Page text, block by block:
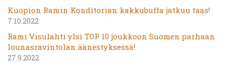
Kuopion Ramin Konditorian kakkubuffa jatkuu taas!
7.10.2022
Rami Visulahti ylsi TOP 10 joukkoon Suomen parhaan
lounasravintolan äänestyksessä!
27.9.2022